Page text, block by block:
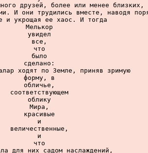
друзей, более или менее близких,
И они трудились вместе, наводя
и укрощая ее хаос. И тогда
Мелькор
увидел
все,
что
было
сделано:
ходят по Земле, приняв зримую
форму, в
обличье,
соответствующем
облику
Мира,
красивые
и
величественные,
и
что
для них садом наслаждений,